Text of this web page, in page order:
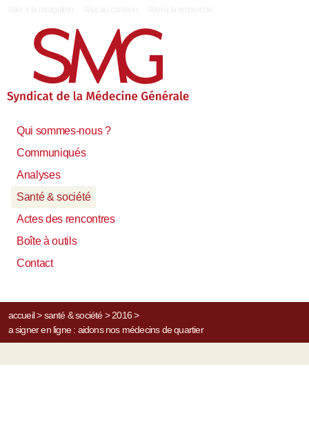
Qui sommes-nous ?
Communiqués
Analyses
Santé & société
Actes des rencontres
Boîte à outils
Contact
accueil> santé & société> 2016>
a signer en ligne : aidons nos médecins de quartier